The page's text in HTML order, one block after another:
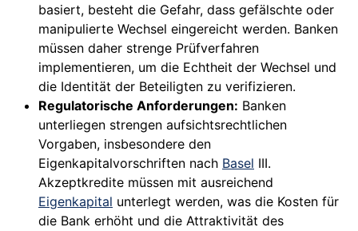
basiert, besteht die Gefahr, dass gefälschte oder
manipulierte Wechsel eingereicht werden. Banken
müssen daher strenge Prüfverfahren
implementieren, um die Echtheit der Wechsel und
die Identität der Beteiligten zu verifizieren.
Regulatorische Anforderungen: Banken
unterliegen strengen aufsichtsrechtlichen
Vorgaben, insbesondere den
Eigenkapitalvorschriften nach Basel III.
Akzeptkredite müssen mit ausreichend
Eigenkapital unterlegt werden, was die Kosten für
die Bank erhöht und die Attraktivität des